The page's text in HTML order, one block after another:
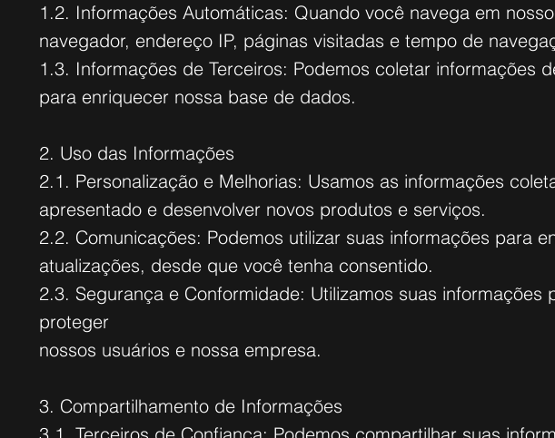
1.2. Informações Automáticas: Quando você navega em
navegador, endereço IP, páginas visitadas e tempo de
1.3. Informações de Terceiros: Podemos coletar informações
para enriquecer nossa base de dados.
2. Uso das Informações
2.1. Personalização e Melhorias: Usamos as informações
apresentado e desenvolver novos produtos e serviços.
2.2. Comunicações: Podemos utilizar suas informações para
atualizações, desde que você tenha consentido.
2.3. Segurança e Conformidade: Utilizamos suas
proteger
nossos usuários e nossa empresa.
3. Compartilhamento de Informações